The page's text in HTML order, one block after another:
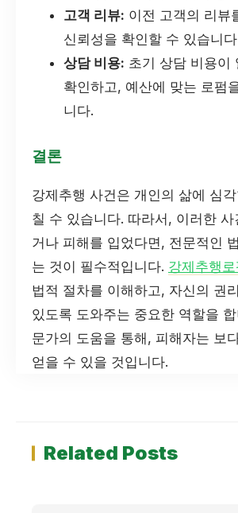
고객 리뷰: 이전 고객의 리뷰
신뢰성을 확인할 수 있습니
상담 비용: 초기 상담 비용이
확인하고, 예산에 맞는 로펌
니다.
결론
강제추행 사건은 개인의 삶에 심
칠 수 있습니다. 따라서, 이러한 사
거나 피해를 입었다면, 전문적인
는 것이 필수적입니다. 강제추행로
법적 절차를 이해하고, 자신의 권
있도록 도와주는 중요한 역할을
문가의 도움을 통해, 피해자는 보
얻을 수 있을 것입니다.
Related Posts